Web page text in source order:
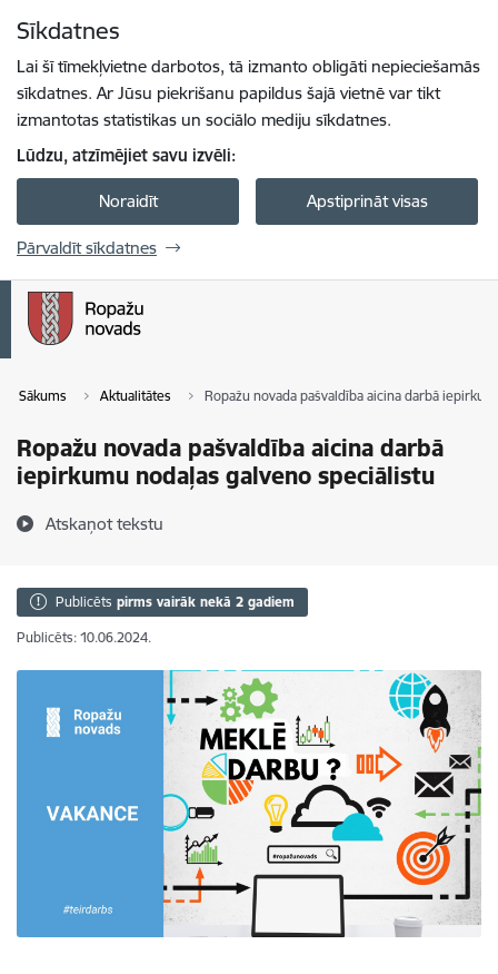
Sīkdatnes
Lai šī tīmekļvietne darbotos, tā izmanto obligāti nepieciešamās
sīkdatnes. Ar Jūsu piekrišanu papildus šajā vietnē var tikt
izmantotas statistikas un sociālo mediju sīkdatnes.
Lūdzu, atzīmējiet savu izvēli:
Noraidīt Apstiprināt visas
Pārvaldīt sīkdatnes
Sākums Aktualitātes Ropažu novada pašvaldība aicina darbā
Ropažu novada pašvaldība aicina darbā
iepirkumu nodaļas galveno speciālistu
Atskaņot tekstu
Publicēts pirms vairāk nekā 2 gadiem
Publicēts: 10.06.2024.